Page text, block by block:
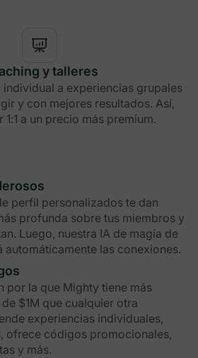
y talleres
individual a experiencias grupales
y con mejores resultados. Así,
a un precio más premium.
perfil personalizados te dan
profunda sobre tus miembros y
Luego, nuestra IA de magia de
automáticamente las conexiones.
por la que Mighty tiene más
$1M que cualquier otra
experiencias individuales,
ofrece códigos promocionales,
y más.